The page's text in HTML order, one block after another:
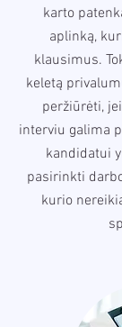
karto
aplinką,
klausimus.
keletą
peržiūrėti,
interviu galima
kandidatui
pasirinkti
kurio